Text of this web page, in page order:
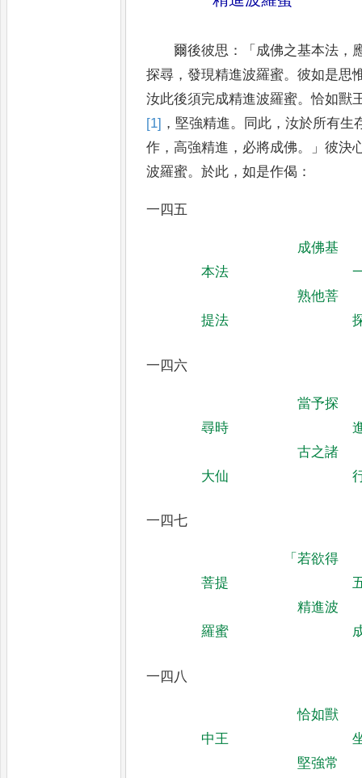
爾後彼思 ：「 成佛之基本法 ，
探尋 ，發現精進波羅蜜。彼如是思
汝此後須完成精進波羅蜜。恰如獸
[1] ， 堅強精進。 同此 ，汝於所有生
作 ， 高強精進 ， 必將成佛。」彼決
波羅蜜。於此 ，如是作偈 ：
一四五
成佛基
本法
熟他菩
提法
一四六
當予探
尋時
古之諸
大仙
一四七
「若欲得
菩提
精進波
羅蜜
一四八
恰如獸
中王
堅強常